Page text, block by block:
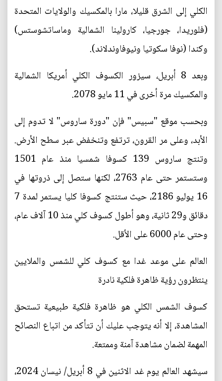
الكلي إلى الشرق قليلا، مارا بالمكسيك والولايات المتحدة
(فلوريدا، جورجيا، كارولينا الشمالية وماساتشوستس)
وكندا (نوفا سكوتيا ونيوفاوندلاند).
وبعد 8 أبريل، سيزور الكسوف الكلي أمريكا الشمالية
والمكسيك مرة أخرى في 11 مايو 2078.
وبحسب موقع "سبيس" فإن "دورة ساروس" لا تدوم إلى
الأبد، وعلى مر القرون، ترتفع وتنخفض عبر سطح الأرض.
وتنتج ساروس 139 كسوفا شمسيا منذ عام 1501
وستستمر حتى عام 2763، لكنها ستصل إلى ذروتها في
16 يوليو 2186، حيث ستنتج كسوفا كليا يستمر لمدة 7
دقائق و29 ثانية، وهو أطول كسوف كلي منذ 10 آلاف عام،
وحتى عام 6000 على الأقل.
العالم على موعد غدا مع كسوف كلي للشمس والملايين
ينتظرون رؤية ظاهرة فلكية نادرة
كسوف الشمس الكلي هو ظاهرة فلكية طبيعية تستحق
المشاهدة، إلا أنه يتوجب عليك أن تتأكد من اتباع النصائح
المهمة لضمان مشاهدة آمنة وممتعة.
سيشهد العالم يوم غد الاثنين في 8 أبريل/ نيسان 2024،